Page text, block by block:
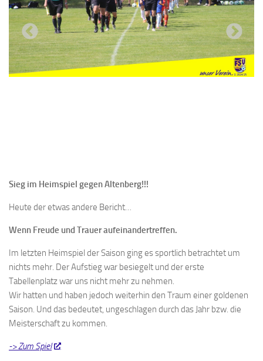
Previous Next
Sieg im Heimspiel gegen Altenberg!!!
Heute der etwas andere Bericht…
Wenn Freude und Trauer aufeinandertreffen.
Im letzten Heimspiel der Saison ging es sportlich betrachtet um
nichts mehr. Der Aufstieg war besiegelt und der erste
Tabellenplatz war uns nicht mehr zu nehmen.
Wir hatten und haben jedoch weiterhin den Traum einer goldenen
Saison. Und das bedeutet, ungeschlagen durch das Jahr bzw. die
Meisterschaft zu kommen.
-> Zum Spiel